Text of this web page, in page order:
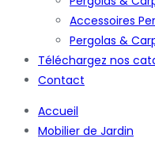
Accessoires
Pergolas &
Téléchargez nos
Contact
Accueil
Mobilier de Jardin